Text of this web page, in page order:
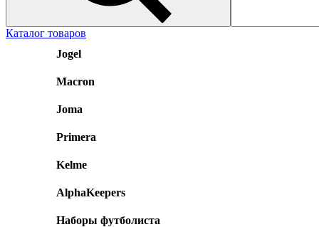
Каталог товаров
Jogel
Macron
Joma
Primera
Kelme
AlphaKeepers
Наборы футболиста